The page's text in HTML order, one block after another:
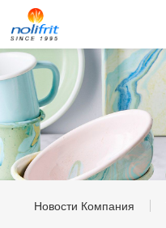
Новости Компания